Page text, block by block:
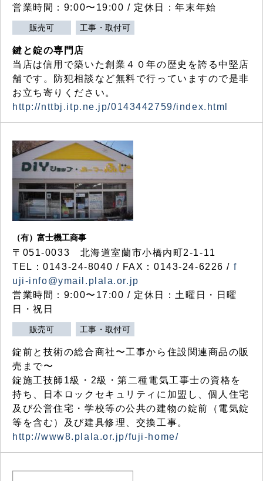
営業時間：9:00〜19:00 / 定休日：年末年始
販売可 工事・取付可
鍵と錠の専門店
当店は信用で築いた創業４０年の歴史を誇る中堅店
舗です。防犯相談など無料で行っていますので是非
お立ち寄りください。
http://nttbj.itp.ne.jp/0143442759/index.html
（有）富士機工商事
〒051-0033 北海道室蘭市小橋内町2-1-11
TEL：0143-24-8040 / FAX：0143-24-6226 / f
uji-info@ymail.plala.or.jp
営業時間：9:00〜17:00 / 定休日：土曜日・日曜
日・祝日
販売可 工事・取付可
錠前と技術の総合商社〜工事から住設関連商品の販
売まで〜
錠施工技師1級・2級・第二種電気工事士の資格を
持ち、日本ロックセキュリティに加盟し、個人住宅
及び公営住宅・学校等の公共の建物の錠前（電気錠
等を含む）及び建具修理、交換工事。
http://www8.plala.or.jp/fuji-home/